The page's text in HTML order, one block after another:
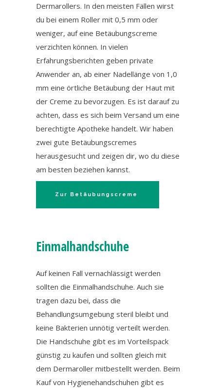
Dermarollers. In den meisten Fällen wirst
du bei einem Roller mit 0,5 mm oder
weniger, auf eine Betäubungscreme
verzichten können. In vielen
Erfahrungsberichten geben private
Anwender an, ab einer Nadellänge von 1,0
mm eine örtliche Betäubung der Haut mit
der Creme zu bevorzugen. Es ist darauf zu
achten, dass es sich beim Versand um eine
berechtigte Apotheke handelt. Wir haben
zwei gute Betäubungscremes
herausgesucht und zeigen dir, wo du diese
am besten beziehen kannst.
Zur Betäubungscreme
Einmalhandschuhe
Auf keinen Fall vernachlässigt werden
sollten die Einmalhandschuhe. Auch sie
tragen dazu bei, dass die
Behandlungsumgebung steril bleibt und
keine Bakterien unnötig verteilt werden.
Die Handschuhe gibt es im Vorteilspack
günstig zu kaufen und sollten gleich mit
dem Dermaroller mitbestellt werden. Beim
Kauf von Hygienehandschuhen gibt es